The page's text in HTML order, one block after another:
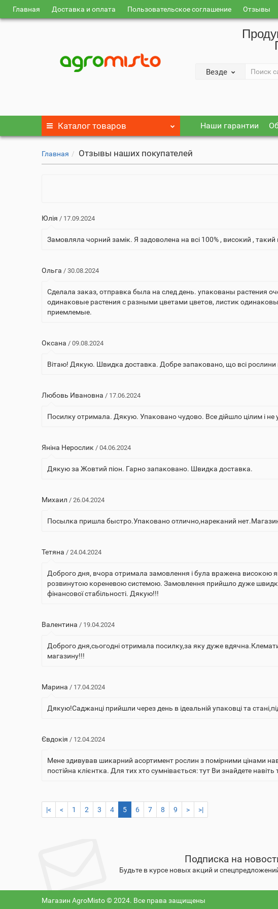
Главная Доставка и оплата Пользовательское соглашение Отзывы
Везде
Каталог товаров Наши гарантии
Главная Отзывы наших покупателей
Юлія / 17.09.2024
Замовляла чорний замік. Я задоволена на всі 100% , високий ,
Ольга / 30.08.2024
Сделала заказ, отправка была на след день. упакованы растения
одинаковые растения с разными цветами цветов, листик
приемлемые.
Оксана / 09.08.2024
Вітаю! Дякую. Швидка доставка. Добре запаковано, що всі рослини
Любовь Ивановна / 17.06.2024
Посилку отримала. Дякую. Упаковано чудово. Все дійшло цілим і
Яніна Нерослик / 04.06.2024
Дякую за Жовтий піон. Гарно запаковано. Швидка доставка.
Михаил / 26.04.2024
Посылка пришла быстро.Упаковано отлично,нареканий
Тетяна / 24.04.2024
Доброго дня, вчора отримала замовлення і була вражена високою
розвинутою кореневою системою. Замовлення прийшло дуже
фінансової стабільності. Дякую!!!
Валентина / 19.04.2024
Доброго дня,сьогодні отримала посилку,за яку дуже
магазину!!!
Марина / 17.04.2024
Дякую!Саджанці прийшли через день в ідеальній упаковці та
Євдокія / 12.04.2024
Мене здивував шикарний асортимент рослин з помірними цінами
постійна клієнтка. Для тих хто сумнівається: тут Ви знайдете
|< < 1 2 3 4 5 6 7 8 9 > >|
Подписка на
Будьте в курсе новых акций и
Магазин AgroMisto © 2024. Все права защищены